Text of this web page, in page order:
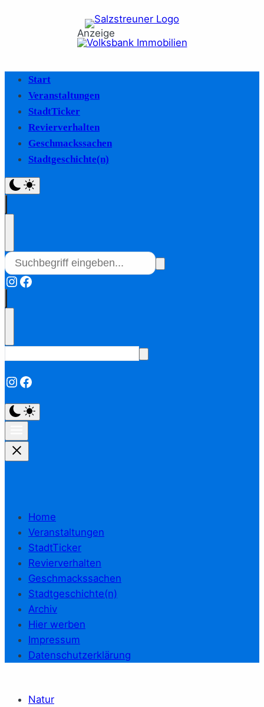
Anzeige
Start
Veranstaltungen
StadtTicker
Revierverhalten
Geschmackssachen
Stadtgeschichte(n)
Instagram
Facebook
Instagram
Facebook
Home
Veranstaltungen
StadtTicker
Revierverhalten
Geschmackssachen
Stadtgeschichte(n)
Archiv
Hier werben
Impressum
Datenschutzerklärung
Natur